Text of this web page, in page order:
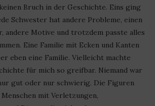
Bruch in der Geschichte. Eins ging
Schwester hat andere Probleme, einen
andere Motive und trotzdem passte alles
Eine Familie mit Ecken und Kanten
eben eine Familie. Vielleicht machte
für mich so greifbar. Niemand war
gut oder nur schwierig. Die Figuren
mit Verletzungen,